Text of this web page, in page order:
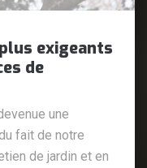
exigeants
de
une
fait de notre
de jardin et en